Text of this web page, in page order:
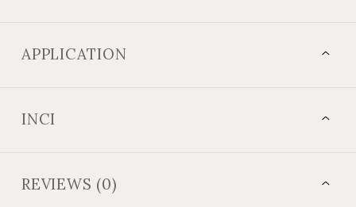
APPLICATION
INCI
REVIEWS (0)